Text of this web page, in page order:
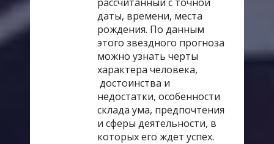
практичная наука - помогает увидеть
«большую картину» своей жизни и
получить правила игры:как быть
счастливым, в каком направлении
двигаться и чего избегать, для
чего я пришел в этот мир, почему
снова и снова наступаю на те же
грабли, что мне мешает получить
желаемое, что делать для
изменения ситуации к лучшему.
даты, времени, места
рождения. По данным
этого звездного прогноза
можно узнать черты
характера человека,
достоинства и
недостатки, особенности
склада ума, предпочтения
и сферы деятельности, в
которых его ждет успех.